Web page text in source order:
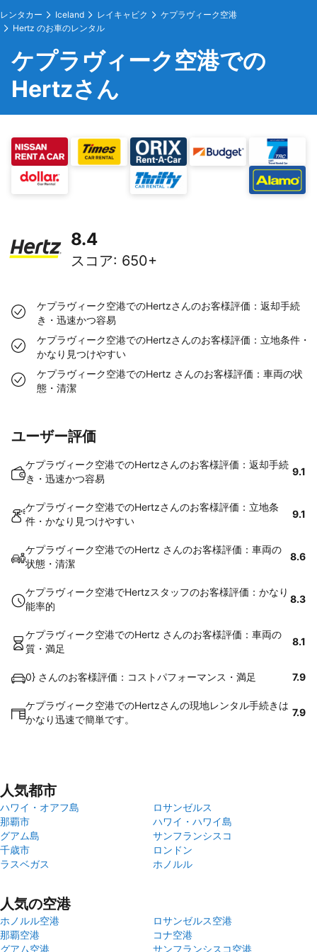
レンタカー Iceland レイキャビク
ケプラヴィーク空港
Hertz のお車のレンタル
ケプラヴィーク空港での
Hertzさん
8.4
スコア: 650+
ケプラヴィーク空港でのHertzさんのお客様評価：返却手続
き・迅速かつ容易
ケプラヴィーク空港でのHertzさんのお客様評価：立地条件・
かなり見つけやすい
ケプラヴィーク空港でのHertz さんのお客様評価：車両の状
態・清潔
ユーザー評価
ケプラヴィーク空港でのHertzさんのお客様評価：返却手続
き・迅速かつ容易
9.1
ケプラヴィーク空港でのHertzさんのお客様評価：立地条
件・かなり見つけやすい
9.1
ケプラヴィーク空港でのHertz さんのお客様評価：車両の
状態・清潔
8.6
ケプラヴィーク空港でHertzスタッフのお客様評価：かなり
能率的
8.3
ケプラヴィーク空港でのHertz さんのお客様評価：車両の
質・満足
8.1
0} さんのお客様評価：コストパフォーマンス・満足 7.9
ケプラヴィーク空港でのHertzさんの現地レンタル手続きは
かなり迅速で簡単です。
7.9
人気都市
ハワイ・オアフ島
ロサンゼルス
那覇市
ハワイ・ハワイ島
グアム島
サンフランシスコ
千歳市
ロンドン
ラスベガス
ホノルル
人気の空港
ホノルル空港
ロサンゼルス空港
那覇空港
コナ空港
グアム空港
サンフランシスコ空港